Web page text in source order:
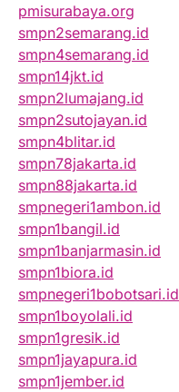
pmisurabaya.org
smpn2semarang.id
smpn4semarang.id
smpn14jkt.id
smpn2lumajang.id
smpn2sutojayan.id
smpn4blitar.id
smpn78jakarta.id
smpn88jakarta.id
smpnegeri1ambon.id
smpn1bangil.id
smpn1banjarmasin.id
smpn1biora.id
smpnegeri1bobotsari.id
smpn1boyolali.id
smpn1gresik.id
smpn1jayapura.id
smpn1jember.id